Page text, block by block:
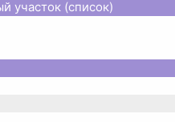
участок (список)